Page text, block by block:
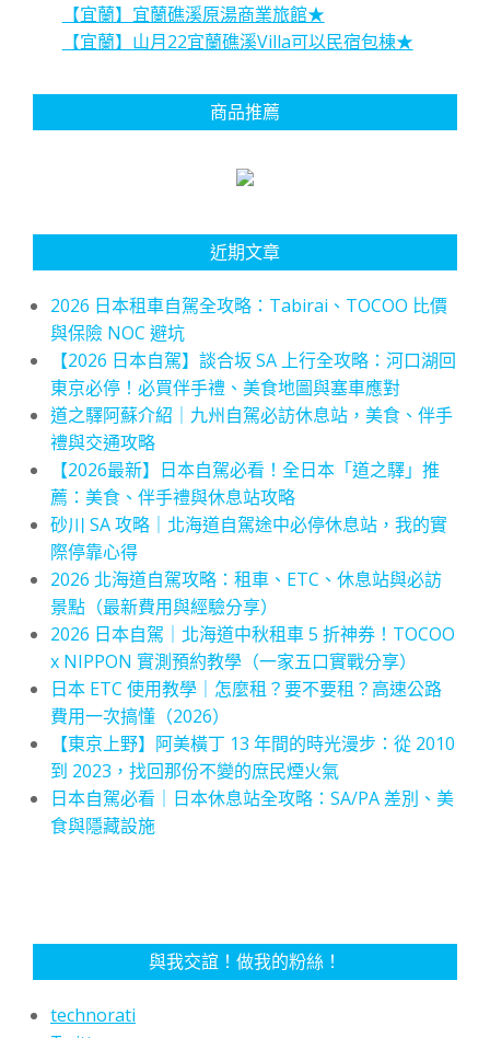
【宜蘭】宜蘭礁溪原湯商業旅館★
【宜蘭】山月22宜蘭礁溪Villa可以民宿包棟★
商品推薦
近期文章
2026 日本租車自駕全攻略：Tabirai、TOCOO 比價
與保險 NOC 避坑
【2026 日本自駕】談合坂 SA 上行全攻略：河口湖回
東京必停！必買伴手禮、美食地圖與塞車應對
道之驛阿蘇介紹｜九州自駕必訪休息站，美食、伴手
禮與交通攻略
【2026最新】日本自駕必看！全日本「道之驛」推
薦：美食、伴手禮與休息站攻略
砂川 SA 攻略｜北海道自駕途中必停休息站，我的實
際停靠心得
2026 北海道自駕攻略：租車、ETC、休息站與必訪
景點（最新費用與經驗分享）
2026 日本自駕｜北海道中秋租車 5 折神券！TOCOO
x NIPPON 實測預約教學（一家五口實戰分享）
日本 ETC 使用教學｜怎麼租？要不要租？高速公路
費用一次搞懂（2026）
【東京上野】阿美橫丁 13 年間的時光漫步：從 2010
到 2023，找回那份不變的庶民煙火氣
日本自駕必看｜日本休息站全攻略：SA/PA 差別、美
食與隱藏設施
與我交誼！做我的粉絲！
technorati